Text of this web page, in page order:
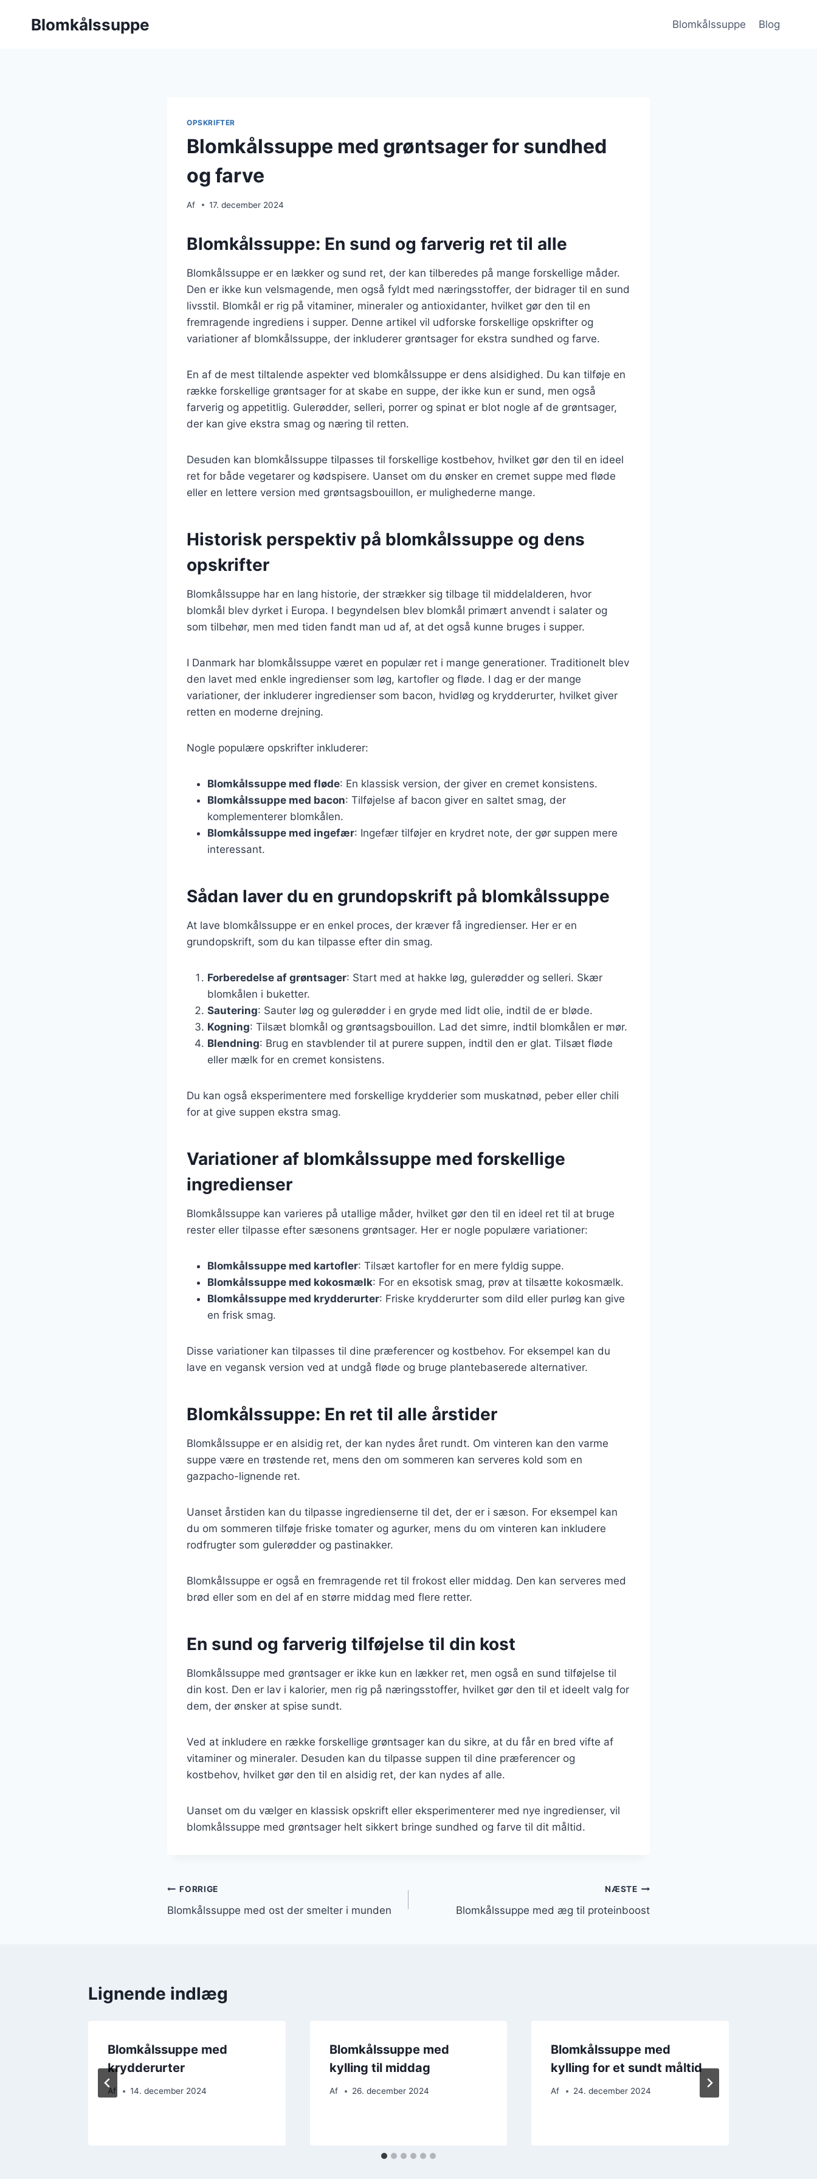
Blomkålssuppe Blomkålssuppe Blog
OPSKRIFTER
Blomkålssuppe med grøntsager for sundhed
og farve
Af 17. december 2024
Blomkålssuppe: En sund og farverig ret til alle
Blomkålssuppe er en lækker og sund ret, der kan tilberedes på mange forskellige måder.
Den er ikke kun velsmagende, men også fyldt med næringsstoffer, der bidrager til en sund
livsstil. Blomkål er rig på vitaminer, mineraler og antioxidanter, hvilket gør den til en
fremragende ingrediens i supper. Denne artikel vil udforske forskellige opskrifter og
variationer af blomkålssuppe, der inkluderer grøntsager for ekstra sundhed og farve.
En af de mest tiltalende aspekter ved blomkålssuppe er dens alsidighed. Du kan tilføje en
række forskellige grøntsager for at skabe en suppe, der ikke kun er sund, men også
farverig og appetitlig. Gulerødder, selleri, porrer og spinat er blot nogle af de grøntsager,
der kan give ekstra smag og næring til retten.
Desuden kan blomkålssuppe tilpasses til forskellige kostbehov, hvilket gør den til en ideel
ret for både vegetarer og kødspisere. Uanset om du ønsker en cremet suppe med fløde
eller en lettere version med grøntsagsbouillon, er mulighederne mange.
Historisk perspektiv på blomkålssuppe og dens
opskrifter
Blomkålssuppe har en lang historie, der strækker sig tilbage til middelalderen, hvor
blomkål blev dyrket i Europa. I begyndelsen blev blomkål primært anvendt i salater og
som tilbehør, men med tiden fandt man ud af, at det også kunne bruges i supper.
I Danmark har blomkålssuppe været en populær ret i mange generationer. Traditionelt blev
den lavet med enkle ingredienser som løg, kartofler og fløde. I dag er der mange
variationer, der inkluderer ingredienser som bacon, hvidløg og krydderurter, hvilket giver
retten en moderne drejning.
Nogle populære opskrifter inkluderer:
Blomkålssuppe med fløde: En klassisk version, der giver en cremet konsistens.
Blomkålssuppe med bacon: Tilføjelse af bacon giver en saltet smag, der
komplementerer blomkålen.
Blomkålssuppe med ingefær: Ingefær tilføjer en krydret note, der gør suppen mere
interessant.
Sådan laver du en grundopskrift på blomkålssuppe
At lave blomkålssuppe er en enkel proces, der kræver få ingredienser. Her er en
grundopskrift, som du kan tilpasse efter din smag.
Forberedelse af grøntsager: Start med at hakke løg, gulerødder og selleri. Skær
blomkålen i buketter.
Sautering: Sauter løg og gulerødder i en gryde med lidt olie, indtil de er bløde.
Kogning: Tilsæt blomkål og grøntsagsbouillon. Lad det simre, indtil blomkålen er mør.
Blendning: Brug en stavblender til at purere suppen, indtil den er glat. Tilsæt fløde
eller mælk for en cremet konsistens.
Du kan også eksperimentere med forskellige krydderier som muskatnød, peber eller chili
for at give suppen ekstra smag.
Variationer af blomkålssuppe med forskellige
ingredienser
Blomkålssuppe kan varieres på utallige måder, hvilket gør den til en ideel ret til at bruge
rester eller tilpasse efter sæsonens grøntsager. Her er nogle populære variationer:
Blomkålssuppe med kartofler: Tilsæt kartofler for en mere fyldig suppe.
Blomkålssuppe med kokosmælk: For en eksotisk smag, prøv at tilsætte kokosmælk.
Blomkålssuppe med krydderurter: Friske krydderurter som dild eller purløg kan give
en frisk smag.
Disse variationer kan tilpasses til dine præferencer og kostbehov. For eksempel kan du
lave en vegansk version ved at undgå fløde og bruge plantebaserede alternativer.
Blomkålssuppe: En ret til alle årstider
Blomkålssuppe er en alsidig ret, der kan nydes året rundt. Om vinteren kan den varme
suppe være en trøstende ret, mens den om sommeren kan serveres kold som en
gazpacho-lignende ret.
Uanset årstiden kan du tilpasse ingredienserne til det, der er i sæson. For eksempel kan
du om sommeren tilføje friske tomater og agurker, mens du om vinteren kan inkludere
rodfrugter som gulerødder og pastinakker.
Blomkålssuppe er også en fremragende ret til frokost eller middag. Den kan serveres med
brød eller som en del af en større middag med flere retter.
En sund og farverig tilføjelse til din kost
Blomkålssuppe med grøntsager er ikke kun en lækker ret, men også en sund tilføjelse til
din kost. Den er lav i kalorier, men rig på næringsstoffer, hvilket gør den til et ideelt valg for
dem, der ønsker at spise sundt.
Ved at inkludere en række forskellige grøntsager kan du sikre, at du får en bred vifte af
vitaminer og mineraler. Desuden kan du tilpasse suppen til dine præferencer og
kostbehov, hvilket gør den til en alsidig ret, der kan nydes af alle.
Uanset om du vælger en klassisk opskrift eller eksperimenterer med nye ingredienser, vil
blomkålssuppe med grøntsager helt sikkert bringe sundhed og farve til dit måltid.
Indlægsnavigation
FORRIGE
Blomkålssuppe med ost der smelter i munden
NÆSTE
Blomkålssuppe med æg til proteinboost
Lignende indlæg
Blomkålssuppe med
krydderurter
Af 14. december 2024
Blomkålssuppe med
kylling til middag
Af 26. december 2024
Blomkålssuppe med
kylling for et sundt måltid
Af 24. december 2024